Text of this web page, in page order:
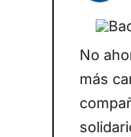
No
más